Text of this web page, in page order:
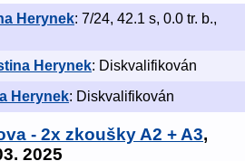
Herynek: 7/24, 42.1 s, 0.0 tr. b.,
Herynek: Diskvalifikován
Herynek: Diskvalifikován
- 2x zkoušky A2 + A3,
2025